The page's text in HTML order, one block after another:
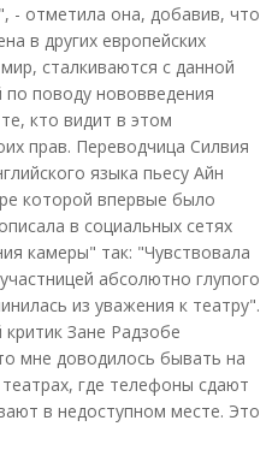
- отметила она, добавив, что
в других европейских
сталкиваются с данной
поводу нововведения
кто видит в этом
прав. Переводчица Силвия
языка пьесу Айн
которой впервые было
в социальных сетях
камеры" так: "Чувствовала
абсолютно глупого
из уважения к театру".
Зане Радзобе
мне доводилось бывать на
где телефоны сдают
в недоступном месте. Это